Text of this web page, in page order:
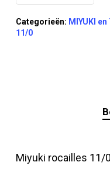
Categorieën: MIYUKI
11/0
Miyuki rocailles 11/